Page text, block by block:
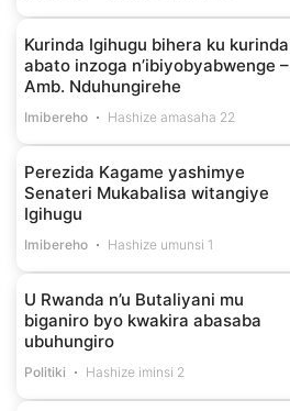
Kurinda Igihugu bihera ku kurinda
abato inzoga n’ibiyobyabwenge –
Amb. Nduhungirehe
Imibereho Hashize amasaha 22
Perezida Kagame yashimye
Senateri Mukabalisa witangiye
Igihugu
Imibereho Hashize umunsi 1
U Rwanda n’u Butaliyani mu
biganiro byo kwakira abasaba
ubuhungiro
Politiki Hashize iminsi 2